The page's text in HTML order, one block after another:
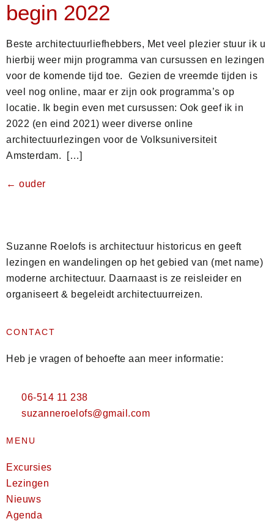
begin 2022
Beste architectuurliefhebbers, Met veel plezier stuur ik u
hierbij weer mijn programma van cursussen en lezingen
voor de komende tijd toe. Gezien de vreemde tijden is
veel nog online, maar er zijn ook programma’s op
locatie. Ik begin even met cursussen: Ook geef ik in
2022 (en eind 2021) weer diverse online
architectuurlezingen voor de Volksuniversiteit
Amsterdam. […]
← ouder
Suzanne Roelofs is architectuur historicus en geeft
lezingen en wandelingen op het gebied van (met name)
moderne architectuur. Daarnaast is ze reisleider en
organiseert & begeleidt architectuurreizen.
CONTACT
Heb je vragen of behoefte aan meer informatie:
06-514 11 238
suzanneroelofs@gmail.com
MENU
Excursies
Lezingen
Nieuws
Agenda